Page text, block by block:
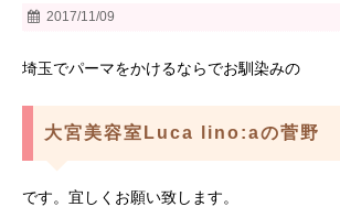
2017/11/09
埼玉でパーマをかけるならでお馴染みの
大宮美容室Luca lino:aの菅野
です。宜しくお願い致します。